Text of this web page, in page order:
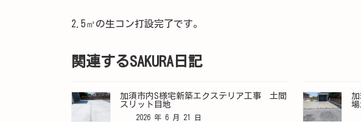
2.5㎥の生コン打設完了です。
関連するSAKURA日記
加須市内S様宅新築エクステリア工事 土間
スリット目地
2026 年 6 月 21 日